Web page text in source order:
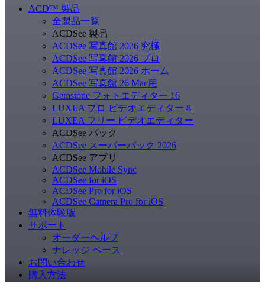
ACD™ 製品
全製品一覧
ACDSee 製品
ACDSee 写真館 2026 究極
ACDSee 写真館 2026 プロ
ACDSee 写真館 2026 ホーム
ACDSee 写真館 26 Mac用
Gemstone フォトエディター 16
LUXEA プロ ビデオエディター 8
LUXEA フリー ビデオエディター
ACDSee パック
ACDSee スーパーパック 2026
ACDSee アプリ
ACDSee Mobile Sync
ACDSee for iOS
ACDSee Pro for iOS
ACDSee Camera Pro for iOS
無料体験版
サポート
オーダーヘルプ
ナレッジ ベース
お問い合わせ
購入方法